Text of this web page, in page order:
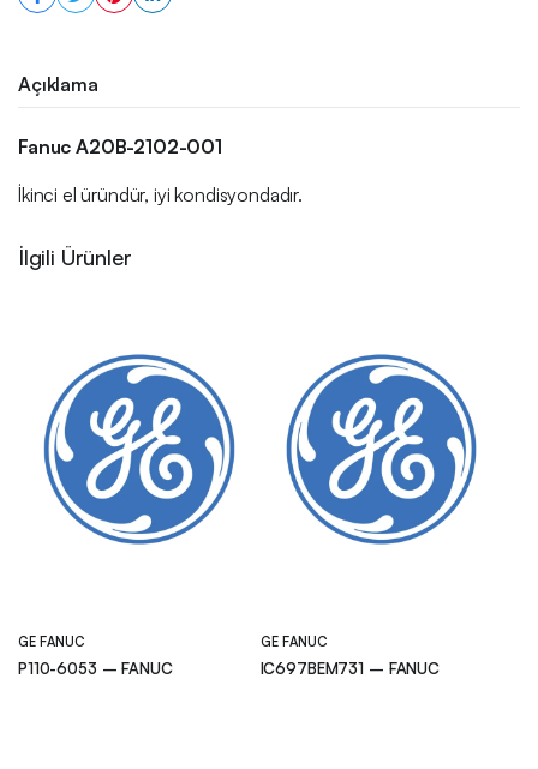
Açıklama
Fanuc A20B-2102-001
İkinci el üründür, iyi kondisyondadır.
İlgili Ürünler
GE FANUC
P110-6053 – FANUC
GE FANUC
IC697BEM731 – FANUC